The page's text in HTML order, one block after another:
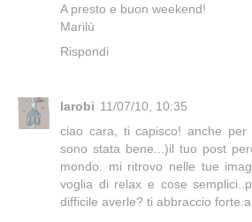
A presto e buon weekend!
Marilù
Rispondi
larobi 11/07/10, 10:35
ciao cara, ti capisco! anche per
sono stata bene...)il tuo post
mondo. mi ritrovo nelle tue
voglia di relax e cose
difficile averle? ti abbraccio